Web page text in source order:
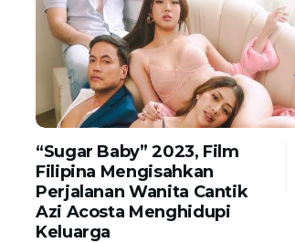
“Sugar Baby” 2023, Film
Filipina Mengisahkan
Perjalanan Wanita Cantik
Azi Acosta Menghidupi
Keluarga